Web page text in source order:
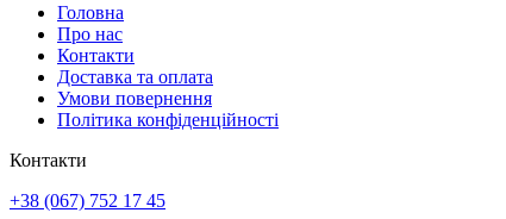
Головна
Про нас
Контакти
Доставка та оплата
Умови повернення
Політика конфіденційності
Контакти
+38 (067) 752 17 45